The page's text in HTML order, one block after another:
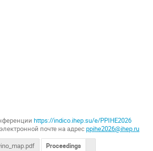
https://indico.ihep.su/e/PPIHE2026
почте на адресppihe2026@ihep.ru
Proceedings